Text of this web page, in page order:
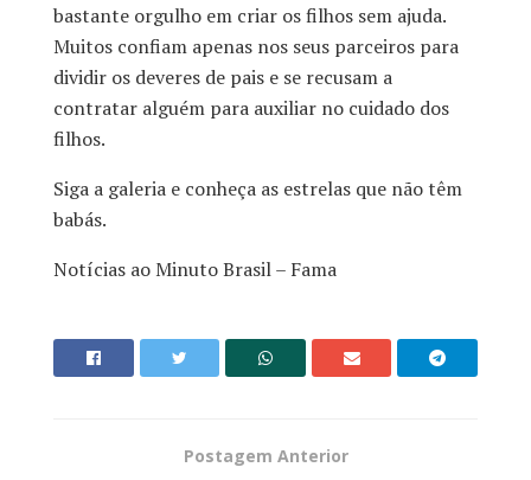
bastante orgulho em criar os filhos sem ajuda.
Muitos confiam apenas nos seus parceiros para
dividir os deveres de pais e se recusam a
contratar alguém para auxiliar no cuidado dos
filhos.
Siga a galeria e conheça as estrelas que não têm
babás.
Notícias ao Minuto Brasil – Fama
Postagem Anterior